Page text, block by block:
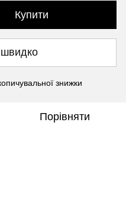
Купити
знижки
Порівняти